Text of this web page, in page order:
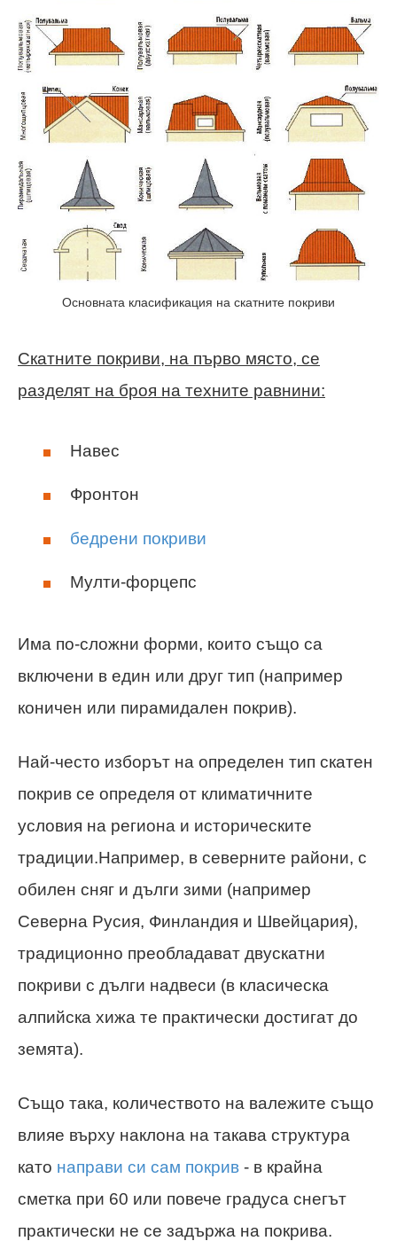
Основната класификация на скатните покриви
Скатните покриви, на първо място, се
разделят на броя на техните равнини:
Навес
Фронтон
бедрени покриви
Мулти-форцепс
Има по-сложни форми, които също са
включени в един или друг тип (например
коничен или пирамидален покрив).
Най-често изборът на определен тип скатен
покрив се определя от климатичните
условия на региона и историческите
традиции.Например, в северните райони, с
обилен сняг и дълги зими (например
Северна Русия, Финландия и Швейцария),
традиционно преобладават двускатни
покриви с дълги надвеси (в класическа
алпийска хижа те практически достигат до
земята).
Също така, количеството на валежите също
влияе върху наклона на такава структура
като направи си сам покрив - в крайна
сметка при 60 или повече градуса снегът
практически не се задържа на покрива.